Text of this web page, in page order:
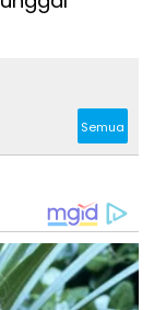
Semua